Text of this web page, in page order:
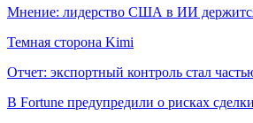
Мнение: лидерство США в ИИ
Темная сторона Kimi
Отчет: экспортный контроль стал
В Fortune предупредили о рисках